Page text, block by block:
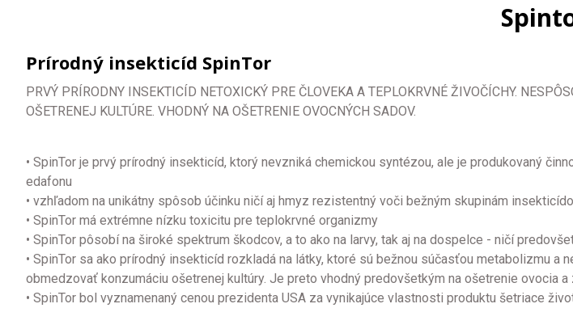
Prírodný insekticíd SpinTor
PRVÝ PRÍRODNY INSEKTICÍD NETOXICKÝ PRE ČLOVEKA A TEPLOKRVNÉ ŽIVOČÍCHY.
OŠETRENEJ KULTÚRE. VHODNÝ NA OŠETRENIE OVOCNÝCH SADOV.
• SpinTor je prvý prírodný insekticíd, ktorý nevzniká chemickou syntézou, ale je produkovaný
edafonu
• vzhľadom na unikátny spôsob účinku ničí aj hmyz rezistentný voči bežným skupinám
• SpinTor má extrémne nízku toxicitu pre teplokrvné organizmy
• SpinTor pôsobí na široké spektrum škodcov, a to ako na larvy, tak aj na dospelce - ničí
• SpinTor sa ako prírodný insekticíd rozkladá na látky, ktoré sú bežnou súčasťou metabolizmu
obmedzovať konzumáciu ošetrenej kultúry. Je preto vhodný predovšetkým na ošetrenie ovocia a
• SpinTor bol vyznamenaný cenou prezidenta USA za vynikajúce vlastnosti produktu šetriace